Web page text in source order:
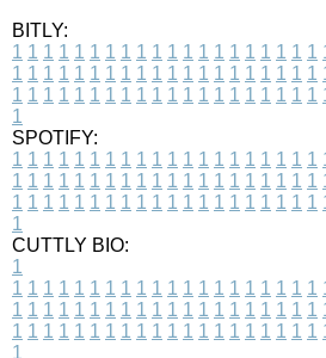
BITLY:
1 1 1 1 1 1 1 1 1 1 1 1 1 1 1 1 1 1 1 1
1 1 1 1 1 1 1 1 1 1 1 1 1 1 1 1 1 1 1 1
1 1 1 1 1 1 1 1 1 1 1 1 1 1 1 1 1 1 1 1
1
SPOTIFY:
1 1 1 1 1 1 1 1 1 1 1 1 1 1 1 1 1 1 1 1
1 1 1 1 1 1 1 1 1 1 1 1 1 1 1 1 1 1 1 1
1 1 1 1 1 1 1 1 1 1 1 1 1 1 1 1 1 1 1 1
1
CUTTLY BIO:
1
1 1 1 1 1 1 1 1 1 1 1 1 1 1 1 1 1 1 1 1
1 1 1 1 1 1 1 1 1 1 1 1 1 1 1 1 1 1 1 1
1 1 1 1 1 1 1 1 1 1 1 1 1 1 1 1 1 1 1 1
1